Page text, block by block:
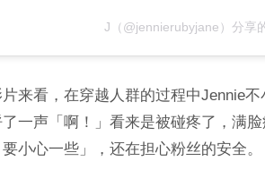
J（@jennierubyjane）分享
来看，在穿越人群的过程中Jennie
一声「啊！」看来是被碰疼了，满
要小心一些」，还在担心粉丝的安全。